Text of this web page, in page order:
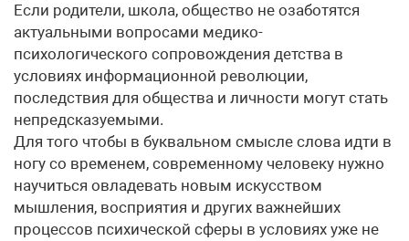
Если родители, школа, общество не озаботятся
актуальными вопросами медико-
психологического сопровождения детства в
условиях информационной революции,
последствия для общества и личности могут стать
непредсказуемыми.
Для того чтобы в буквальном смысле слова идти в
ногу со временем, современному человеку нужно
научиться овладевать новым искусством
мышления, восприятия и других важнейших
процессов психической сферы в условиях уже не